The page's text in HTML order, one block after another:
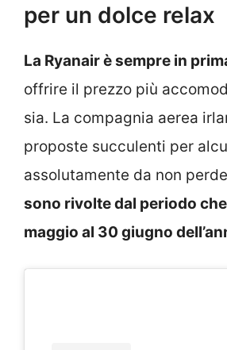
per un dolce relax
La Ryanair è sempre in
offrire il prezzo più
sia. La compagnia aerea
proposte succulenti per
assolutamente da non
sono rivolte dal periodo che
maggio al 30 giugno